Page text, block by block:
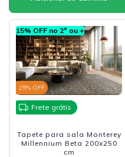
15% OFF no 2º ou +
25% OFF
Frete grátis
Tapete para sala Monterey
Millennium Beta 200x250
cm